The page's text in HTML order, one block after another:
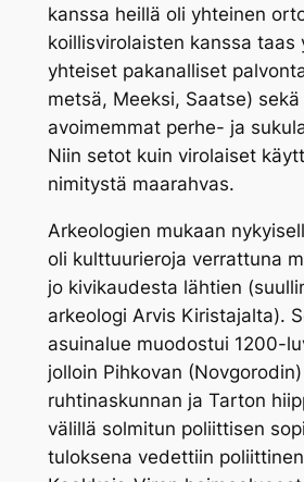
kanssa heillä oli yhteinen
koillisvirolaisten kanssa taas
yhteiset pakanalliset
metsä, Meeksi, Saatse)
avoimemmat perhe- ja
Niin setot kuin virolaiset
nimitystä maarahvas.
Arkeologien mukaan
oli kulttuurieroja verrattuna
jo kivikaudesta lähtien
arkeologi Arvis Kiristajalta).
asuinalue muodostui 1200-
jolloin Pihkovan (Novgorodin)
ruhtinaskunnan ja Tarton
välillä solmitun poliittisen
tuloksena vedettiin